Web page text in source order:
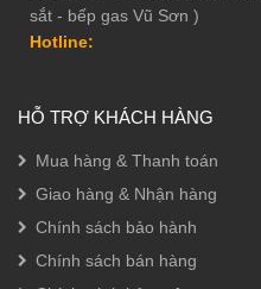
Tính năng bảo mật kép trên
của các sản phẩm tiền nhiệm,
thống bảo mật ở mức cao tuyệt
• Hệ thống chốt khoá chắc
sắt - bếp gas Vũ Sơn )
Hotline:
HỖ TRỢ KHÁCH HÀNG
Mua hàng & Thanh toán
Giao hàng & Nhận hàng
Chính sách bảo hành
Chính sách bán hàng